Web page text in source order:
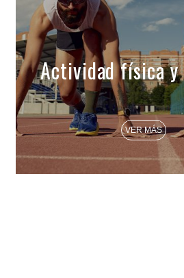
Actividad física y
VER MÁS